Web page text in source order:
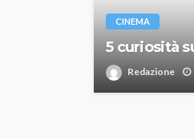
CINEMA
5 curiosità
Redazione